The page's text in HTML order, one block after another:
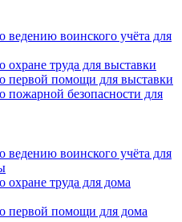
ведению воинского учёта для
труда для выставки
первой помощи для выставки
пожарной безопасности для
ведению воинского учёта для
труда для дома
первой помощи для дома